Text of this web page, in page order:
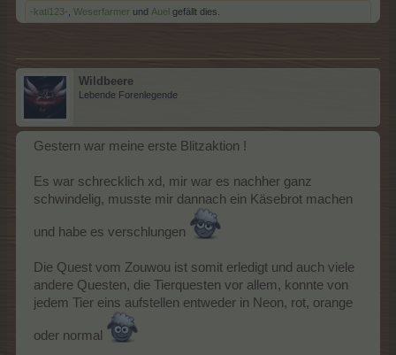
-kati123-, Weserfarmer und Auel gefällt dies.
Wildbeere
Lebende Forenlegende
Gestern war meine erste Blitzaktion !
Es war schrecklich xd, mir war es nachher ganz
schwindelig, musste mir dannach ein Käsebrot machen
und habe es verschlungen
Die Quest vom Zouwou ist somit erledigt und auch viele
andere Questen, die Tierquesten vor allem, konnte von
jedem Tier eins aufstellen entweder in Neon, rot, orange
oder normal